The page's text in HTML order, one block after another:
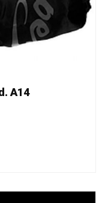
A14